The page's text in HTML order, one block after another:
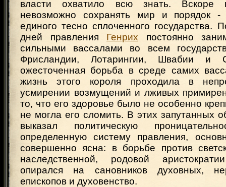
власти охватило всю знать. Вскоре
невозможно сохранять мир и порядок -
единого тесно сплоченного государства.
дней правления Генрих постоянно
сильными вассалами во всем
Фрисландии, Лотарингии, Швабии и
ожесточенная борьба в среде самих
жизнь этого короля проходила в
усмирении возмущений и лживых
то, что его здоровье было не особенно
не могла его сломить. В этих запутанных
выказал политическую
определенную систему правления,
совершенно ясна: в борьбе против
наследственной, родовой
опирался на сановников духовных,
епископов и духовенство.